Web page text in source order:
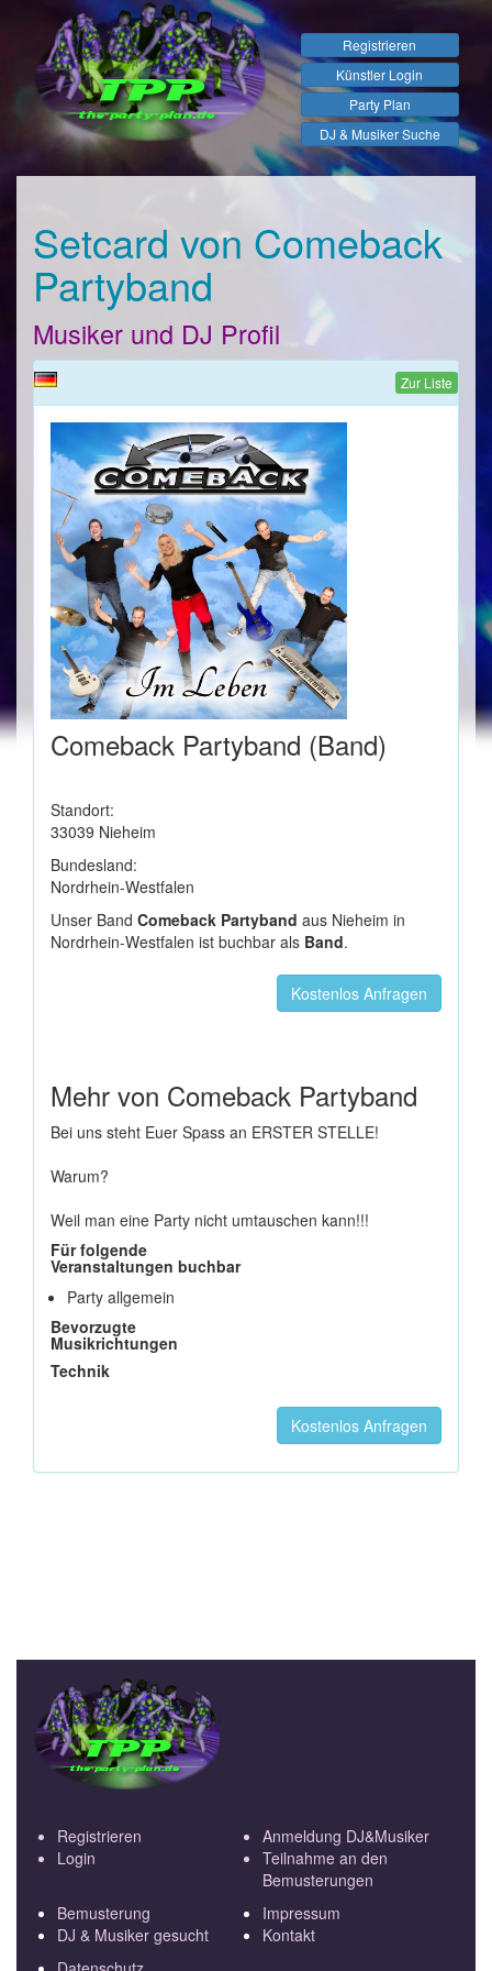
Registrieren
Künstler Login
Party Plan
DJ & Musiker Suche
Setcard von Comeback
Partyband
Musiker und DJ Profil
Zur Liste
Comeback Partyband (Band)
Standort:
33039 Nieheim
Bundesland:
Nordrhein-Westfalen
Unser Band Comeback Partyband aus Nieheim in
Nordrhein-Westfalen ist buchbar als Band.
Kostenlos Anfragen
Mehr von Comeback Partyband
Bei uns steht Euer Spass an ERSTER STELLE!
Warum?
Weil man eine Party nicht umtauschen kann!!!
Für folgende
Veranstaltungen buchbar
Party allgemein
Bevorzugte
Musikrichtungen
Technik
Kostenlos Anfragen
Registrieren
Login
Anmeldung DJ&Musiker
Teilnahme an den
Bemusterungen
Bemusterung
DJ & Musiker gesucht
Impressum
Kontakt